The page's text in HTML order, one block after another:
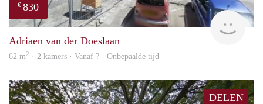
€ 830
Adriaen van der Doeslaan
62 m2 · 2 kamers · Vanaf ? - Onbepaalde tijd
DELEN